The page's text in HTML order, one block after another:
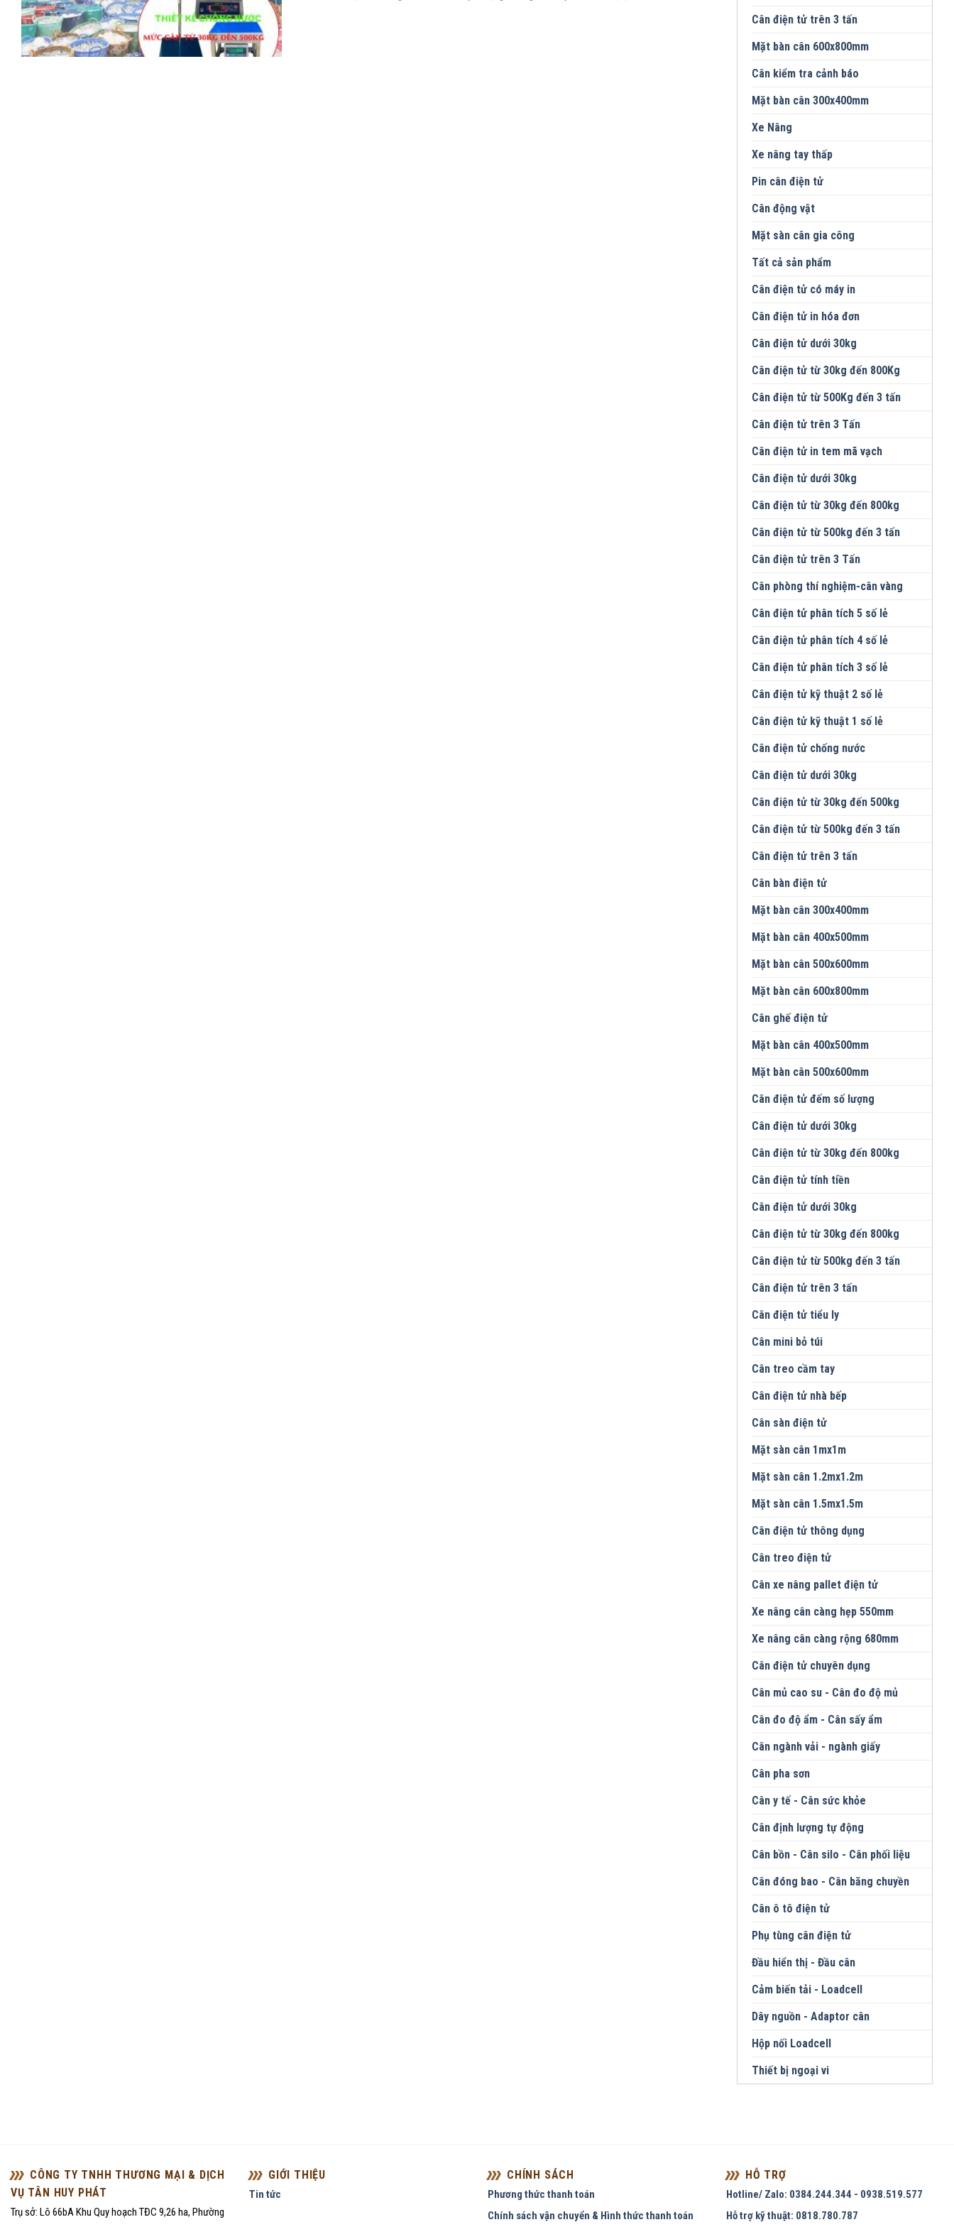
Cân điện tử trên 3 tấn
Mặt bàn cân 600x800mm
Cân kiểm tra cảnh báo
Mặt bàn cân 300x400mm
Xe Nâng
Xe nâng tay thấp
Pin cân điện tử
Cân động vật
Mặt sàn cân gia công
Tất cả sản phẩm
Cân điện tử có máy in
Cân điện tử in hóa đơn
Cân điện tử dưới 30kg
Cân điện tử từ 30kg đến 800Kg
Cân điện tử từ 500Kg đến 3 tấn
Cân điện tử trên 3 Tấn
Cân điện tử in tem mã vạch
Cân điện tử dưới 30kg
Cân điện tử từ 30kg đến 800kg
Cân điện tử từ 500kg đến 3 tấn
Cân điện tử trên 3 Tấn
Cân phòng thí nghiệm-cân vàng
Cân điện tử phân tích 5 số lẻ
Cân điện tử phân tích 4 số lẻ
Cân điện tử phân tích 3 số lẻ
Cân điện tử kỹ thuật 2 số lẻ
Cân điện tử kỹ thuật 1 số lẻ
Cân điện tử chống nước
Cân điện tử dưới 30kg
Cân điện tử từ 30kg đến 500kg
Cân điện tử từ 500kg đến 3 tấn
Cân điện tử trên 3 tấn
Cân bàn điện tử
Mặt bàn cân 300x400mm
Mặt bàn cân 400x500mm
Mặt bàn cân 500x600mm
Mặt bàn cân 600x800mm
Cân ghế điện tử
Mặt bàn cân 400x500mm
Mặt bàn cân 500x600mm
Cân điện tử đếm số lượng
Cân điện tử dưới 30kg
Cân điện tử từ 30kg đến 800kg
Cân điện tử tính tiền
Cân điện tử dưới 30kg
Cân điện tử từ 30kg đến 800kg
Cân điện tử từ 500kg đến 3 tấn
Cân điện tử trên 3 tấn
Cân điện tử tiểu ly
Cân mini bỏ túi
Cân treo cầm tay
Cân điện tử nhà bếp
Cân sàn điện tử
Mặt sàn cân 1mx1m
Mặt sàn cân 1.2mx1.2m
Mặt sàn cân 1.5mx1.5m
Cân điện tử thông dụng
Cân treo điện tử
Cân xe nâng pallet điện tử
Xe nâng cân càng hẹp 550mm
Xe nâng cân càng rộng 680mm
Cân điện tử chuyên dụng
Cân mủ cao su - Cân đo độ mủ
Cân đo độ ẩm - Cân sấy ẩm
Cân ngành vải - ngành giấy
Cân pha sơn
Cân y tế - Cân sức khỏe
Cân định lượng tự động
Cân bồn - Cân silo - Cân phối liệu
Cân đóng bao - Cân băng chuyền
Cân ô tô điện tử
Phụ tùng cân điện tử
Đầu hiển thị - Đầu cân
Cảm biến tải - Loadcell
Dây nguồn - Adaptor cân
Hộp nối Loadcell
Thiết bị ngoại vi
CÔNG TY TNHH THƯƠNG MẠI & DỊCH
VỤ TÂN HUY PHÁT
Trụ sở: Lô 66bA Khu Quy hoạch TĐC 9,26 ha, Phường
GIỚI THIỆU
Tin tức
CHÍNH SÁCH
Phương thức thanh toán
Chính sách vận chuyển & Hình thức thanh toán
HỖ TRỢ
Hotline/ Zalo: 0384.244.344 - 0938.519.577
Hỗ trợ kỹ thuật: 0818.780.787